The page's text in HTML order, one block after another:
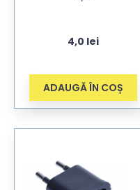
4,0 lei
ADAUGĂ ÎN COȘ